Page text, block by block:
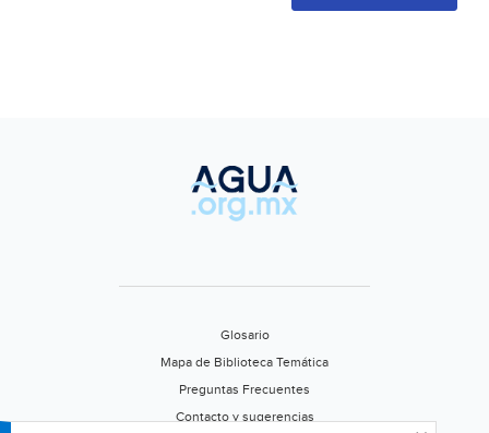
Glosario
Mapa de Biblioteca Temática
Preguntas Frecuentes
Contacto y sugerencias